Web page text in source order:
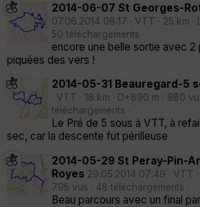
2014-06-07 St Georges-
07.06.2014 08:17 · VTT · 25 km ·
50 téléchargements ·
encore une belle sortie avec 2
piquées des vers !
2014-05-31 Beauregard-5
· VTT · 18 km · D+890 m · 980
téléchargements ·
Le Pré de 5 sous à VTT, à
sec, car la descente fut périlleuse
2014-05-29 St Peray-Pin-
Royes 29.05.2014 07:49 · VTT
795 vus · 48 téléchargements ·
Beau parcours avec un final